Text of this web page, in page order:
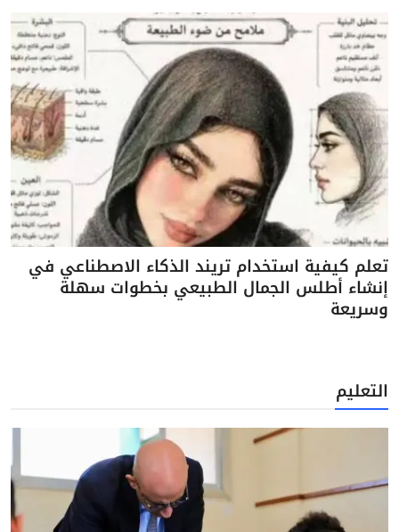
تعلم كيفية استخدام تريند الذكاء الاصطناعي في
إنشاء أطلس الجمال الطبيعي بخطوات سهلة
وسريعة
التعليم